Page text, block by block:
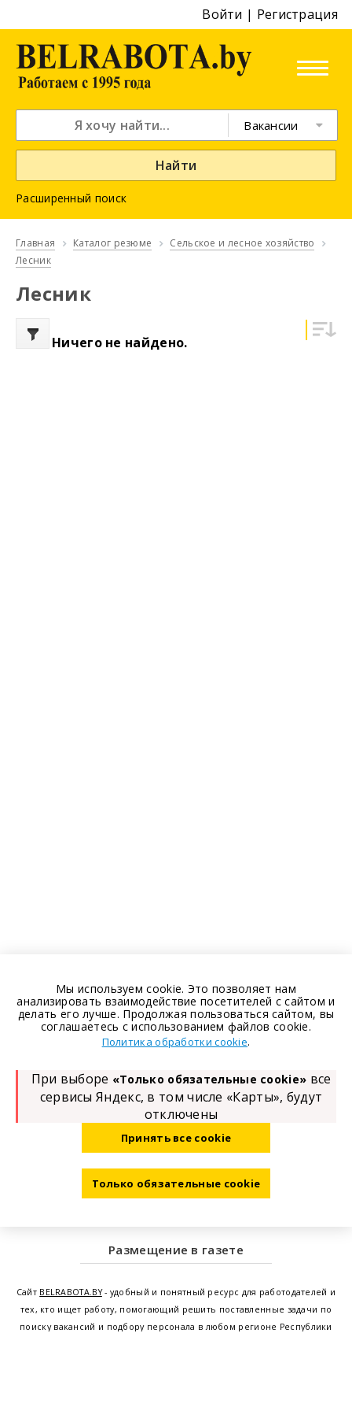
Войти | Регистрация
Вакансии
Найти
Расширенный поиск
Главная Каталог резюме
Сельское и лесное хозяйство
Лесник
Лесник
Ничего не найдено.
Размещение в газете
Сайт BELRABOTA.BY- удобный и понятный ресурс для работодателей и
тех, кто ищет работу, помогающий решить поставленные задачи по
поиску вакансий и подбору персонала в любом регионе Республики
Мы используем cookie. Это позволяет нам
анализировать взаимодействие посетителей с сайтом и
делать его лучше. Продолжая пользоваться сайтом, вы
соглашаетесь с использованием файлов cookie.
Политика обработки cookie.
При выборе «Только обязательные cookie» все
сервисы Яндекс, в том числе «Карты», будут
отключены
Принять все cookie
Только обязательные cookie